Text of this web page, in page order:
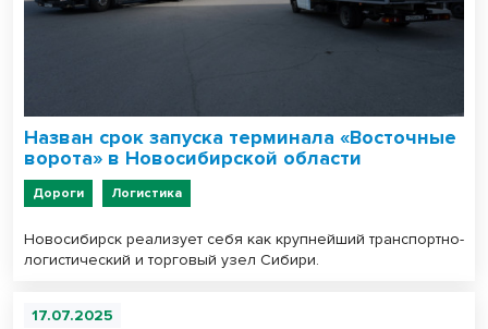
Назван срок запуска терминала «Восточные
ворота» в Новосибирской области
Дороги Логистика
Новосибирск реализует себя как крупнейший транспортно-
логистический и торговый узел Сибири.
17.07.2025